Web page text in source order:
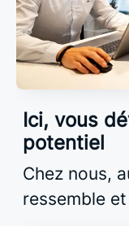
Ici, vous
potentiel
Chez nous,
ressemble